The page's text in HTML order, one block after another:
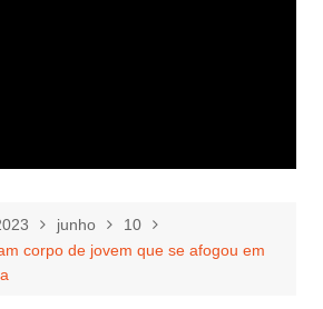
junho
10
corpo de jovem que se afogou em